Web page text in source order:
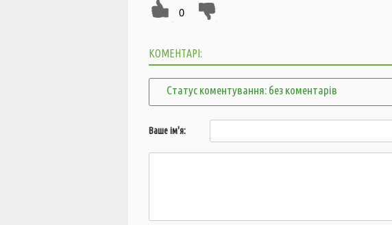
0
КОМЕНТАРІ:
Статус коментування: без коментарів
Ваше ім'я: